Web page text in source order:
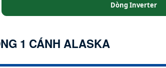
Dòng Inverter
1 CÁNH ALASKA